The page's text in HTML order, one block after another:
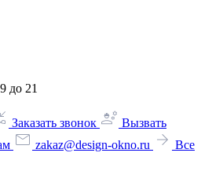
до 21
Заказать звонок
Вызвать
zakaz@design-okno.ru
Все